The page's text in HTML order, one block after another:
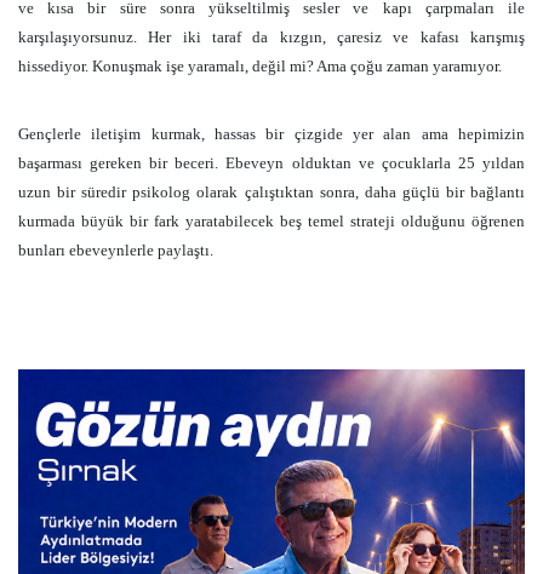
ve kısa bir süre sonra yükseltilmiş sesler ve kapı çarpmaları ile
karşılaşıyorsunuz. Her iki taraf da kızgın, çaresiz ve kafası karışmış
hissediyor. Konuşmak işe yaramalı, değil mi? Ama çoğu zaman yaramıyor.
Gençlerle iletişim kurmak, hassas bir çizgide yer alan ama hepimizin
başarması gereken bir beceri. Ebeveyn olduktan ve çocuklarla 25 yıldan
uzun bir süredir psikolog olarak çalıştıktan sonra, daha güçlü bir bağlantı
kurmada büyük bir fark yaratabilecek beş temel strateji olduğunu öğrenen
bunları ebeveynlerle paylaştı.